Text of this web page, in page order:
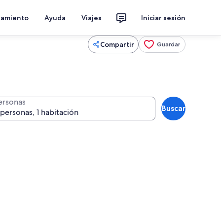
Ayuda Viajes Iniciar sesión
Compartir Guardar
Buscar